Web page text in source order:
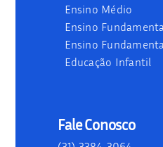
Ensino Médio
Ensino
Ensino
Educação Infantil
Fale Conosco